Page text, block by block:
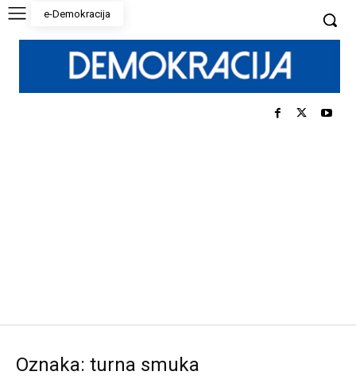
e-Demokracija
Oznaka: turna smuka